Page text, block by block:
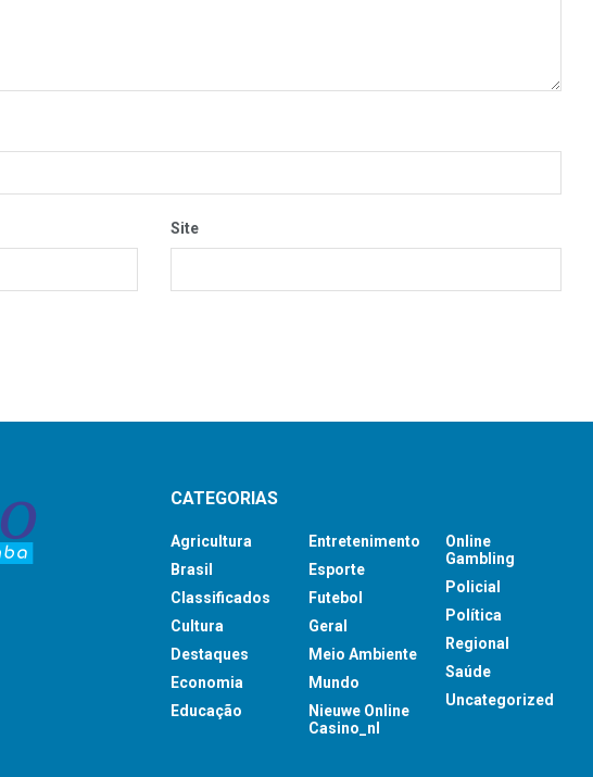
Site
CATEGORIAS
Agricultura
Brasil
Classificados
Cultura
Destaques
Economia
Educação
Entretenimento
Esporte
Futebol
Geral
Meio Ambiente
Mundo
Nieuwe Online
Casino_nl
Online
Gambling
Policial
Política
Regional
Saúde
Uncategorized